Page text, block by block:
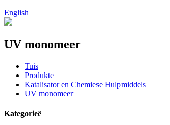
English
UV monomeer
Tuis
Produkte
Katalisator en Chemiese Hulpmiddels
UV monomeer
Kategorieë